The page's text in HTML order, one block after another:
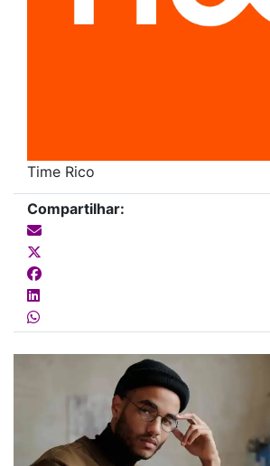
Time Rico
Compartilhar: